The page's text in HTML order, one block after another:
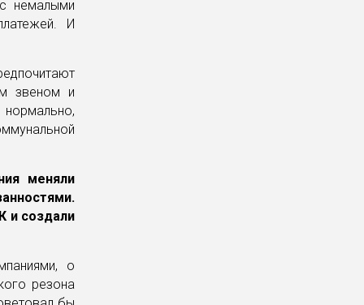
немалыми
И
звеном и
меняли
и создали
о
резона